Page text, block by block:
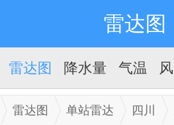
雷达图
雷达图 降水量 气温 风
雷达图 单站雷达 四川